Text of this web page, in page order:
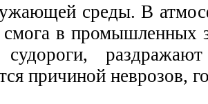
среды. В
смога в
причиной неврозов,